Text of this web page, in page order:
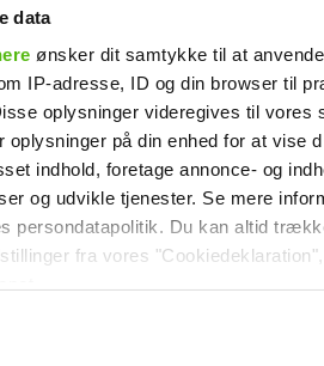
data
ønsker dit samtykke til at
IP-adresse, ID og din browser til
oplysninger videregives til vores
oplysninger på din enhed for at vise
indhold, foretage annonce- og
og udvikle tjenester. Se mere
persondatapolitik. Du kan altid
fra vores
hele websitet.
Jesper Skibby
deler stor
familieglæde: Skal
være morfar